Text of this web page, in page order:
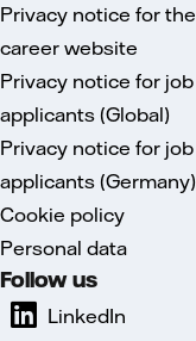
Privacy notice for the
career website
Privacy notice for job
applicants (Global)
Privacy notice for job
applicants (Germany)
Cookie policy
Personal data
Follow us
LinkedIn